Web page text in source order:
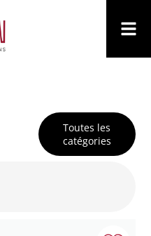
Toutes les
catégories